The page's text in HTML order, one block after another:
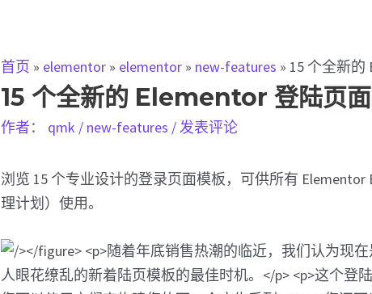
首页 » elementor » elementor » new-features » 15 个全新的
15 个全新的 Elementor 登陆页
作者： qmk / new-features /发表评论
浏览 15 个专业设计的登录页面模板，可供所有
理计划）使用。